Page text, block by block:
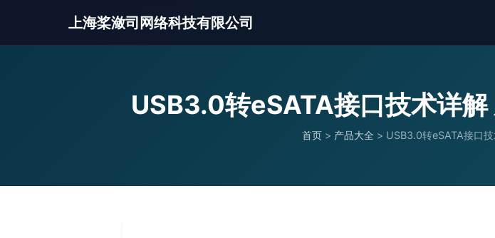
上海桨潋司网络科技有限公司
USB3.0转eSATA接口技术详
首页 > 产品大全 > USB3.0转eSATA接口